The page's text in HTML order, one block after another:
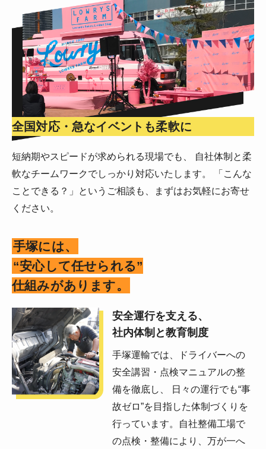
全国対応・急なイベントも柔軟に
短納期やスピードが求められる現場でも、 自社体制と柔
軟なチームワークでしっかり対応いたします。 「こんな
ことできる？」というご相談も、まずはお気軽にお寄せ
ください。
手塚には、
“安心して任せられる”
仕組みがあります。
安全運行を支える、
社内体制と教育制度
手塚運輸では、ドライバーへの
安全講習・点検マニュアルの整
備を徹底し、 日々の運行でも“事
故ゼロ”を目指した体制づくりを
行っています。自社整備工場で
の点検・整備により、万が一へ